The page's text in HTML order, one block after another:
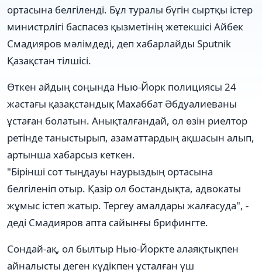
ортасына белгіленді. Бұл туралы бүгін сыртқы істер
министрлігі баспасөз қызметінің жетекшісі Айбек
Смадияров мәлімдеді, деп хабарлайды Sputnik
Қазақстан тілшісі.
Өткен айдың соңында Нью-Йорк полициясы 24
жастағы қазақстандық Махаббат Әбдуалиеваны
ұстаған болатын. Анықталғандай, ол өзін риелтор
ретінде таныстырып, азаматтардың ақшасын алып,
артынша хабарсыз кеткен.
"Бірінші сот тыңдауы наурыздың ортасына
белгіленіп отыр. Қазір ол бостандықта, адвокаты
жұмыс істеп жатыр. Тергеу амалдары жалғасуда", -
деді Смадияров апта сайынғы брифингте.
Сондай-ақ, ол былтыр Нью-Йоркте алаяқтықпен
айналысты деген күдікпен ұсталған үш